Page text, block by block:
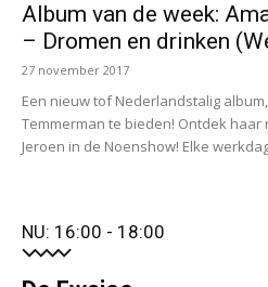
Album van de week:
– Dromen en drinken
27 november 2017
Een nieuw tof Nederlandstalig
Temmerman te bieden! Ontdek haar
Jeroen in de Noenshow! Elke
NU: 16:00 - 18:00